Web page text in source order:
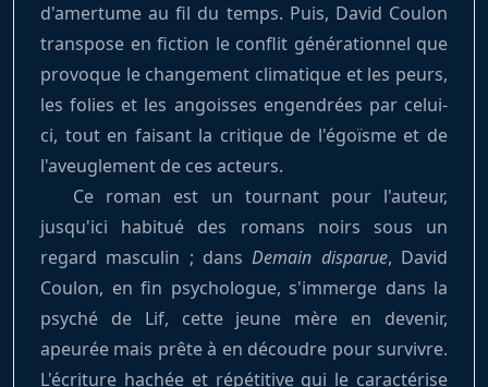
d'amertume au fil du temps. Puis, David Coulon
transpose en fiction le conflit générationnel que
provoque le changement climatique et les peurs,
les folies et les angoisses engendrées par celui-
ci, tout en faisant la critique de l'égoïsme et de
l'aveuglement de ces acteurs.
Ce roman est un tournant pour l'auteur,
jusqu'ici habitué des romans noirs sous un
regard masculin ; dansDemain disparue, David
Coulon, en fin psychologue, s'immerge dans la
psyché de Lif, cette jeune mère en devenir,
apeurée mais prête à en découdre pour survivre.
L'écriture hachée et répétitive qui le caractérise